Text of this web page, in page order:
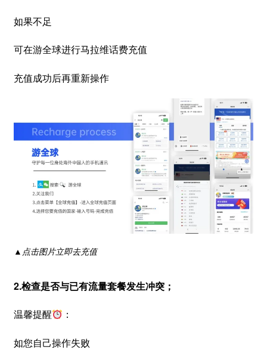
如果不足
可在游全球进行马拉维话费充值
充值成功后再重新操作
▲点击图片立即去充值
2.检查是否与已有流量套餐发生冲突；
温馨提醒 ：
如您自己操作失败